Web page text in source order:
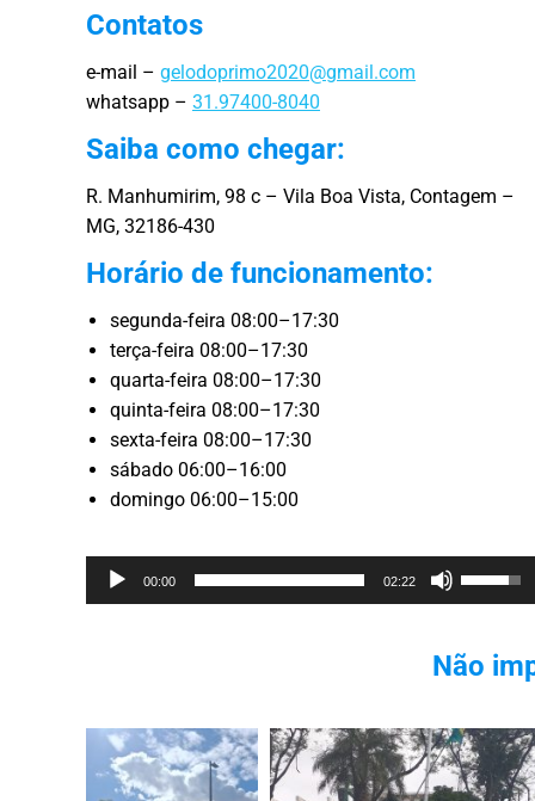
Contatos
e-mail – gelodoprimo2020@gmail.com
whatsapp – 31.97400-8040
Saiba como chegar:
R. Manhumirim, 98 c – Vila Boa Vista, Contagem –
MG, 32186-430
Horário de funcionamento:
segunda-feira 08:00–17:30
terça-feira 08:00–17:30
quarta-feira 08:00–17:30
quinta-feira 08:00–17:30
sexta-feira 08:00–17:30
sábado 06:00–16:00
domingo 06:00–15:00
Reprodutor
de
00:00 02:22
as
cima/
ou
diminuir
Não